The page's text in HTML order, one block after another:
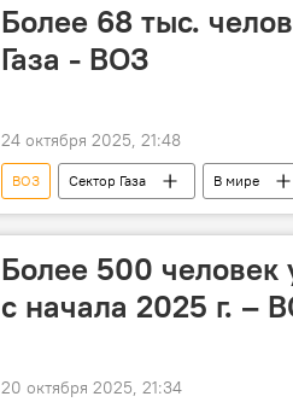
Более 68 тыс.
Газа - ВОЗ
24 октября 2025, 21:48
ВОЗ Сектор Газа В мире
Более 500 человек
с начала 2025 г. –
20 октября 2025, 21:34